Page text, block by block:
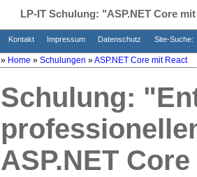
LP-IT Schulung: "ASP.NET Core
Kontakt Impressum Datenschutz Site-Suche:
» Home » Schulungen »ASP.NET Core mit React
Schulung:
ASP.NET